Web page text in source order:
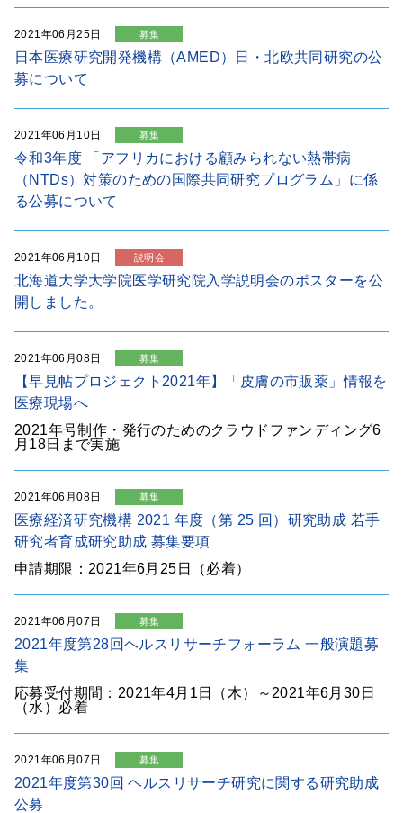
2021年06月25日 募集
日本医療研究開発機構（AMED）日・北欧共同研究の公
募について
2021年06月10日 募集
令和3年度 「アフリカにおける顧みられない熱帯病
（NTDs）対策のための国際共同研究プログラム」に係
る公募について
2021年06月10日 説明会
北海道大学大学院医学研究院入学説明会のポスターを公
開しました。
2021年06月08日 募集
【早見帖プロジェクト2021年】「皮膚の市販薬」情報を
医療現場へ
2021年号制作・発行のためのクラウドファンディング6
月18日まで実施
2021年06月08日 募集
医療経済研究機構 2021 年度（第 25 回）研究助成 若手
研究者育成研究助成 募集要項
申請期限：2021年6月25日（必着）
2021年06月07日 募集
2021年度第28回ヘルスリサーチフォーラム 一般演題募
集
応募受付期間：2021年4月1日（木）～2021年6月30日
（水）必着
2021年06月07日 募集
2021年度第30回 ヘルスリサーチ研究に関する研究助成
公募